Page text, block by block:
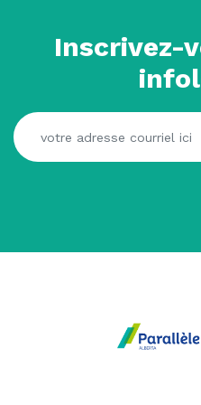
Inscrivez-